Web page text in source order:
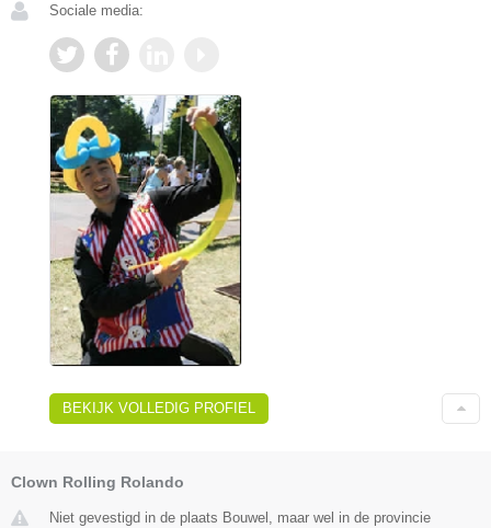
Sociale media:
BEKIJK VOLLEDIG PROFIEL
Clown Rolling Rolando
Niet gevestigd in de plaats Bouwel, maar wel in de provincie